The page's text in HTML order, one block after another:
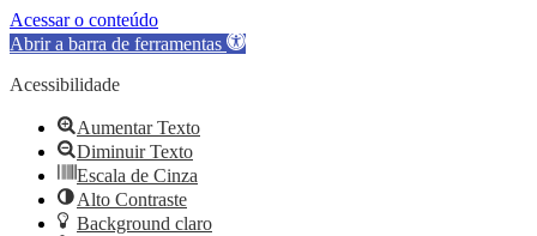
Acessar o conteúdo
Abrir a barra de ferramentas
Acessibilidade
Aumentar Texto
Diminuir Texto
Escala de Cinza
Alto Contraste
Background claro